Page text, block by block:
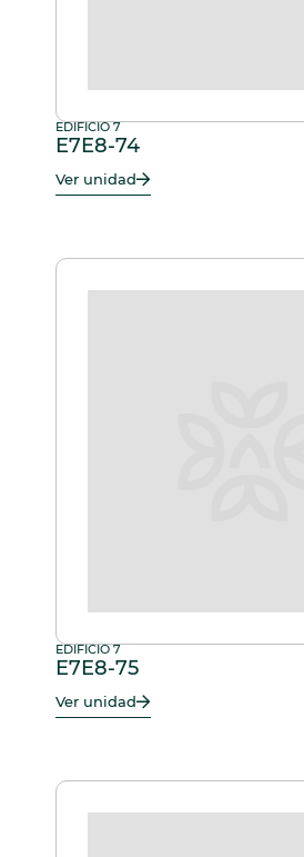
EDIFICIO 7
E7E8-74
Ver unidad
EDIFICIO 7
E7E8-75
Ver unidad